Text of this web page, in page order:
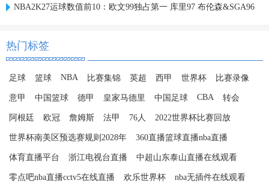
NBA2K27运球数值前10：欧文99独占第一 库里97 布伦森&SGA96
热门标签
足球 篮球 NBA 比赛集锦 英超 西甲 世界杯 比赛录像
意甲 中国篮球 德甲 皇家马德里 中国足球 CBA 转会
阿根廷 欧冠 詹姆斯 法甲 76人 2022世界杯比赛回放
世界杯南美区预选赛规则2028年 360直播篮球直播nba直播
体育直播平台 浙江电视台直播 中超山东泰山直播在线观看
零点吧nba直播cctv5在线直播 欢乐世界杯 nba无插件在线观看